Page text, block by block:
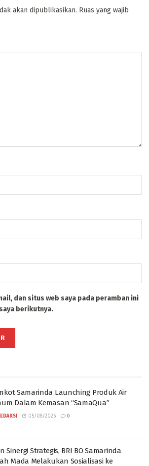
akan dipublikasikan. Ruas yang wajib
dan situs web saya pada peramban ini
berikutnya.
Samarinda Launching Produk Air
Dalam Kemasan “SamaQua”
05/08/2026 0
Sinergi Strategis, BRI BO Samarinda
Mada Melakukan Sosialisasi ke